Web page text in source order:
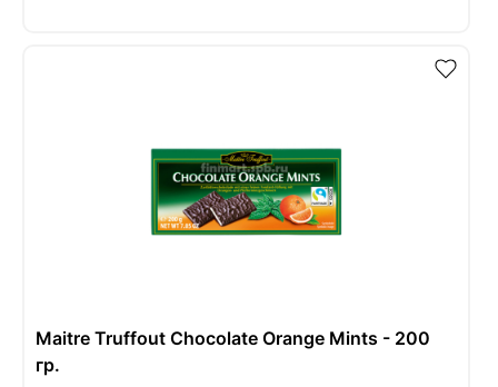
Maitre Truffout Chocolate Orange Mints - 200
гр.